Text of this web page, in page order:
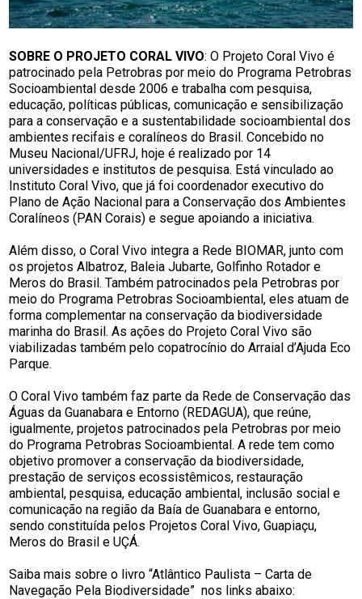
SOBRE O PROJETO CORAL VIVO: O Projeto Coral Vivo é
patrocinado pela Petrobras por meio do Programa Petrobras
Socioambiental desde 2006 e trabalha com pesquisa,
educação, políticas públicas, comunicação e sensibilização
para a conservação e a sustentabilidade socioambiental dos
ambientes recifais e coralíneos do Brasil. Concebido no
Museu Nacional/UFRJ, hoje é realizado por 14
universidades e institutos de pesquisa. Está vinculado ao
Instituto Coral Vivo, que já foi coordenador executivo do
Plano de Ação Nacional para a Conservação dos Ambientes
Coralíneos (PAN Corais) e segue apoiando a iniciativa.
Além disso, o Coral Vivo integra a Rede BIOMAR, junto com
os projetos Albatroz, Baleia Jubarte, Golfinho Rotador e
Meros do Brasil. Também patrocinados pela Petrobras por
meio do Programa Petrobras Socioambiental, eles atuam de
forma complementar na conservação da biodiversidade
marinha do Brasil. As ações do Projeto Coral Vivo são
viabilizadas também pelo copatrocínio do Arraial d’Ajuda Eco
Parque.
O Coral Vivo também faz parte da Rede de Conservação das
Águas da Guanabara e Entorno (REDAGUA), que reúne,
igualmente, projetos patrocinados pela Petrobras por meio
do Programa Petrobras Socioambiental. A rede tem como
objetivo promover a conservação da biodiversidade,
prestação de serviços ecossistêmicos, restauração
ambiental, pesquisa, educação ambiental, inclusão social e
comunicação na região da Baía de Guanabara e entorno,
sendo constituída pelos Projetos Coral Vivo, Guapiaçu,
Meros do Brasil e UÇÁ.
Saiba mais sobre o livro “Atlântico Paulista – Carta de
Navegação Pela Biodiversidade” nos links abaixo: